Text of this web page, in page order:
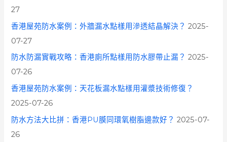
27
香港屋苑防水案例：外牆漏水點樣用滲透結晶解決？ 2025-
07-27
防水防漏實戰攻略：香港廁所點樣用防水膠帶止漏？ 2025-
07-26
香港屋苑防水案例：天花板漏水點樣用灌漿技術修復？
2025-07-26
防水方法大比拼：香港PU膜同環氧樹脂邊款好？ 2025-07-
26